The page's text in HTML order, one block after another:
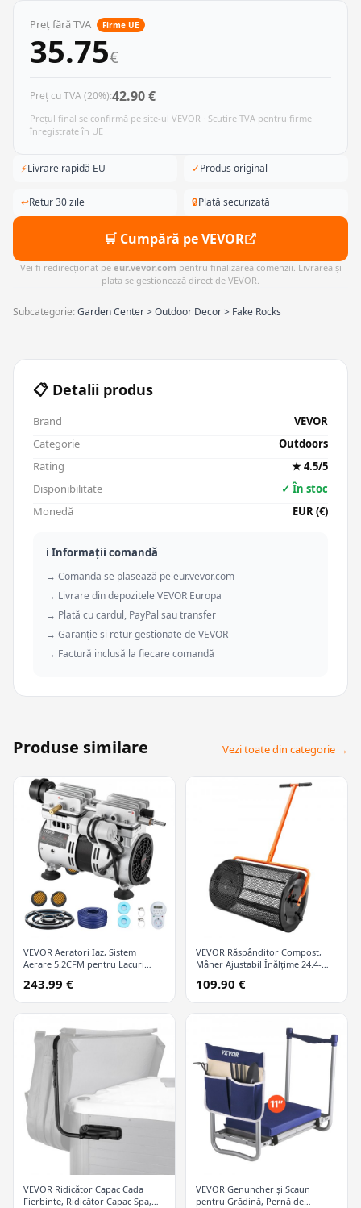
Preț fără TVA Firme UE
35.75€
Preț cu TVA (20%):42.90 €
Prețul final se confirmă pe site-ul VEVOR · Scutire TVA pentru firme
înregistrate în UE
⚡Livrare rapidă EU ✓Produs original
↩Retur 30 zile 🔒Plată securizată
🛒 Cumpără pe VEVOR
Vei fi redirecționat pe eur.vevor.com pentru finalizarea comenzii. Livrarea și
plata se gestionează direct de VEVOR.
Subcategorie:Garden Center > Outdoor Decor > Fake Rocks
📋 Detalii produs
Brand
VEVOR
Categorie
Outdoors
Rating
★ 4.5/5
Disponibilitate
✓ În stoc
Monedă
EUR (€)
ℹ️ Informații comandă
→ Comanda se plasează pe eur.vevor.com
→ Livrare din depozitele VEVOR Europa
→ Plată cu cardul, PayPal sau transfer
→ Garanție și retur gestionate de VEVOR
→ Factură inclusă la fiecare comandă
Produse similare Vezi toate din categorie →
VEVOR Aeratori Iaz, Sistem
Aerare 5.2CFM pentru Lacuri
CP, 1 Difuzor și Furtun Cântărit
30.5 m, Pompă Aerare Iaz
Exterior pentru Circulație Oxigen
Apă Profundă
243.99 €
VEVOR Răspânditor Compost,
Mâner Ajustabil Înălțime 24.4-
și Paie pentru Gazon și Grădină
cu Clanțe Laterale, Coș Plasă Oțel
Acoperit cu Praf pentru
Răspândire Balegă, Sol Vegetal,
109.90 €
VEVOR Ridicător Capac Cada
Fierbinte, Ridicător Capac Spa,
VEVOR Genuncher și Scaun
pentru Grădină, Pernă de